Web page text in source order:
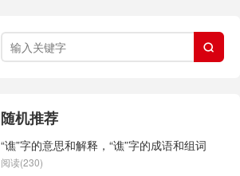

随机推荐
“谯”字的意思和解释，“谯”字的成语和组词
阅读(230)